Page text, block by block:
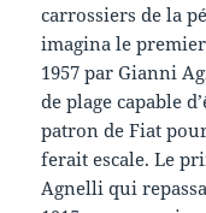
carrossiers de la
imagina le
1957 par Gianni
de plage capable
patron de Fiat
ferait escale. Le
Agnelli qui